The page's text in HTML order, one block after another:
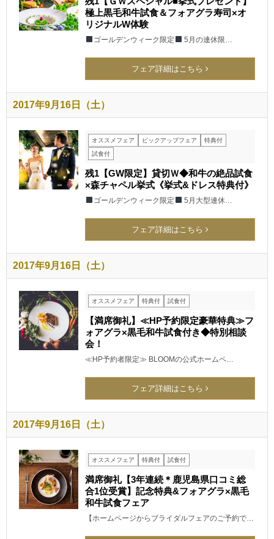
極上黒毛和牛試食＆フォアグラ寿司×オ
リジナルW体験
ゴールデンウィーク限定 5月の連休限…
フェア詳細はこちら
2017年9月16日（土）
オススメフェア ピックアップフェア
特典付
試食付
残1【GW限定】貸切Ｗ◆和牛の絶品試食
×森チャペル挙式《挙式&ドレス特典付》
ゴールデンウィーク限定 5月大型連休…
フェア詳細はこちら
2017年9月16日（土）
オススメフェア 特典付 試食付
【満席御礼】≪HP予約限定豪華特典≫フ
ォアグラ×黒毛和牛試食付き◆特別相談
会！
≪HP予約者限定≫ BLOOMの公式ホームペ…
フェア詳細はこちら
2017年9月16日（土）
オススメフェア 特典付 試食付
満席御礼【3年連続＊鹿児島県口コミ総
合1位受賞】記念特典&フォアグラ×黒毛
和牛試食フェア
【ホームページからブライダルフェアのご予約で…